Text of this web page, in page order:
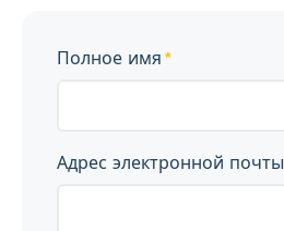
Полное имя
Адрес электронной почты